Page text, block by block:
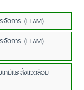
ดการ (ETAM)
ดการ (ETAM)
มีและสิ่งแวดล้อม